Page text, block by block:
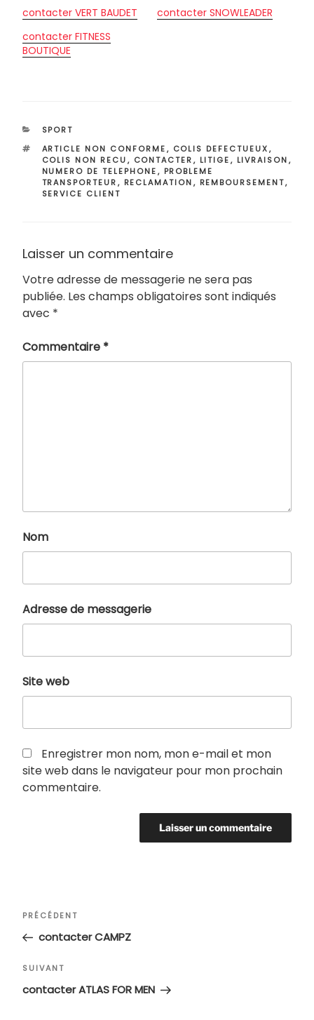
contacter VERT BAUDET
contacter SNOWLEADER
contacter FITNESS
BOUTIQUE
CATÉGORIES
SPORT
ÉTIQUETTES
ARTICLE NON CONFORME, COLIS DEFECTUEUX,
COLIS NON RECU, CONTACTER, LITIGE, LIVRAISON,
NUMERO DE TELEPHONE, PROBLEME
TRANSPORTEUR, RECLAMATION, REMBOURSEMENT,
SERVICE CLIENT
Laisser un commentaire
Votre adresse de messagerie ne sera pas
publiée. Les champs obligatoires sont indiqués
avec *
Commentaire *
Nom
Adresse de messagerie
Site web
Enregistrer mon nom, mon e-mail et mon
site web dans le navigateur pour mon prochain
commentaire.
Navigation
l’article
Article
précédent
PRÉCÉDENT
contacter CAMPZ
Article
suivant
SUIVANT
contacter ATLAS FOR MEN